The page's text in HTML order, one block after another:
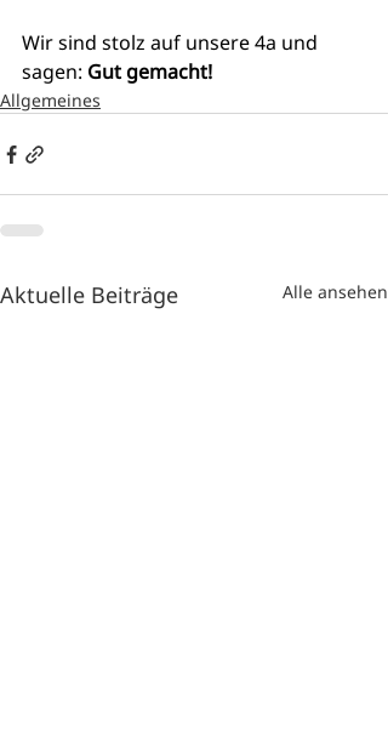
Wir sind stolz auf unsere 4a und
sagen: Gut gemacht!
Allgemeines
Aktuelle Beiträge Alle ansehen